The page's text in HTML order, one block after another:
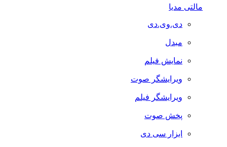
مالتی مدیا
دی.وی.دی
مبدل
نمایش فیلم
ویرایشگر صوت
ویرایشگر فیلم
پخش صوت
ابزار سی دی